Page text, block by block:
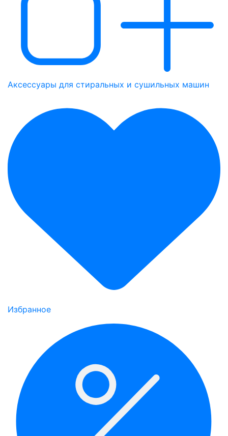
Аксессуары для стиральных и сушильных машин
Избранное